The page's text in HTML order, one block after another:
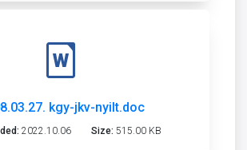
kgy-jkv-nyilt.doc
2022.10.06 Size: 515.00 KB